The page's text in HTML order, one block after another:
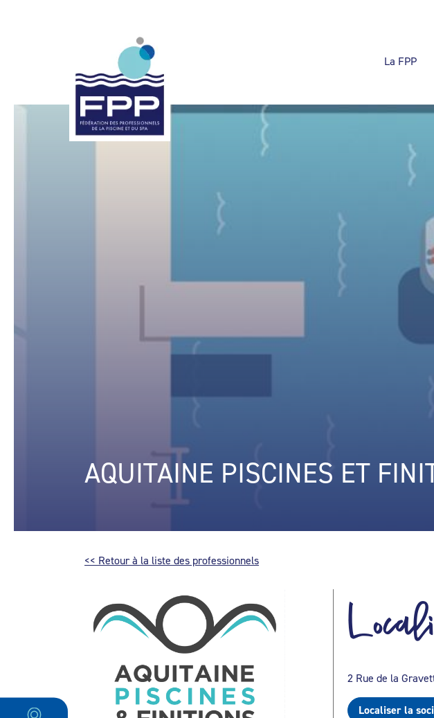
La FPP
AQUITAINE PISCINES ET
<< Retour à la liste des professionnels
2 Rue de la
Localiser la